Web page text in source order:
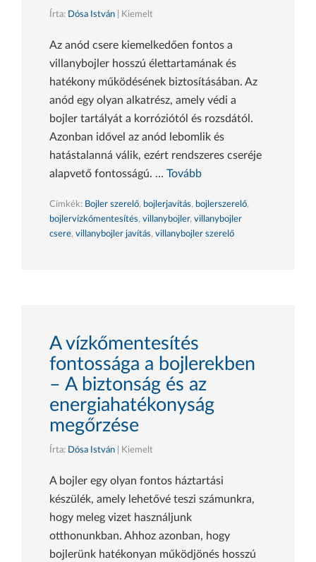
Írta: Dósa István | Kiemelt
Az anód csere kiemelkedően fontos a
villanybojler hosszú élettartamának és
hatékony működésének biztosításában. Az
anód egy olyan alkatrész, amely védi a
bojler tartályát a korróziótól és rozsdától.
Azonban idővel az anód lebomlik és
hatástalanná válik, ezért rendszeres cseréje
alapvető fontosságú. … Tovább
Címkék: Bojler szerelő, bojlerjavítás, bojlerszerelő,
bojlervízkőmentesítés, villanybojler, villanybojler
csere, villanybojler javítás, villanybojler szerelő
A vízkőmentesítés
fontossága a bojlerekben
– A biztonság és az
energiahatékonyság
megőrzése
Írta: Dósa István | Kiemelt
A bojler egy olyan fontos háztartási
készülék, amely lehetővé teszi számunkra,
hogy meleg vizet használjunk
otthonunkban. Ahhoz azonban, hogy
bojlerünk hatékonyan működjönés hosszú